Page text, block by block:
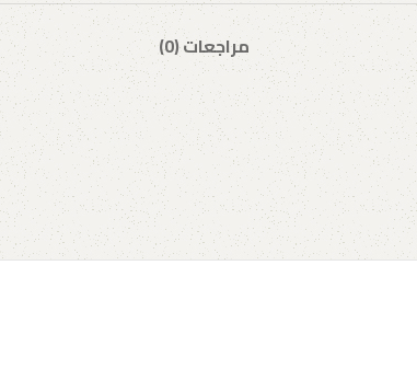
مراجعات (0)